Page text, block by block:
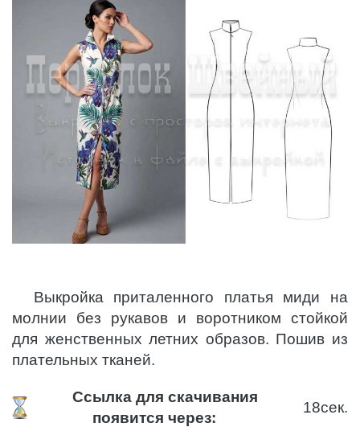
Выкройка приталенного платья миди на
молнии без рукавов и воротником стойкой
для женственных летних образов. Пошив из
плательных тканей.
Ссылка для скачивания
появится через:
17сек.